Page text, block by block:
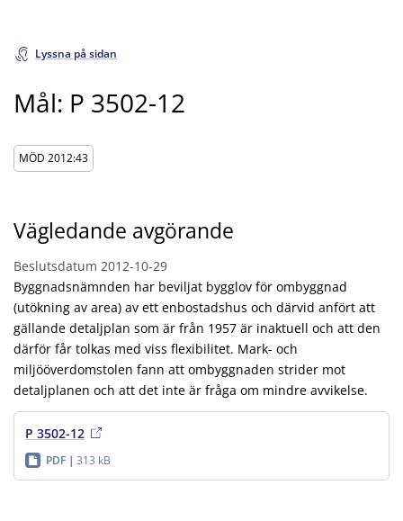
Lyssna på sidan
Mål: P 3502-12
MÖD 2012:43
Vägledande avgörande
Beslutsdatum 2012-10-29
Byggnadsnämnden har beviljat bygglov för ombyggnad
(utökning av area) av ett enbostadshus och därvid anfört att
gällande detaljplan som är från 1957 är inaktuell och att den
därför får tolkas med viss flexibilitet. Mark- och
miljööverdomstolen fann att ombyggnaden strider mot
detaljplanen och att det inte är fråga om mindre avvikelse.
P 3502-12
PDF 313 kB